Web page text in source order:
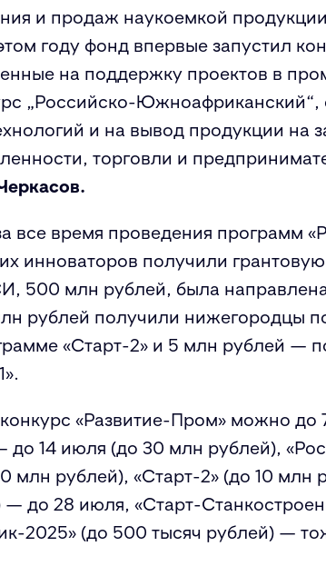
и продаж наукоемкой
году фонд впервые запустил
на поддержку проектов в
„Российско-
и на вывод продукции на
торговли и
все время проведения программ
инноваторов получили
500 млн рублей, была направлена
рублей получили нижегородцы
«Старт-2» и 5 млн рублей —
«Развитие-Пром» можно
до 14 июля (до 30 млн рублей),
млн рублей), «Старт-2» (до 10
до 28 июля, «Старт-
2025» (до 500 тысяч рублей) —